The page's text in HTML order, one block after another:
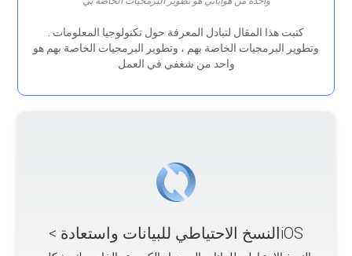
وتطوير البرمجيات الخاصة بهم ، وتطوير البرمجيات الخاصة بهم هو
واحد من شغفي في العمل
< النسخ الاحتياطي للبيانات واستعادةiOS